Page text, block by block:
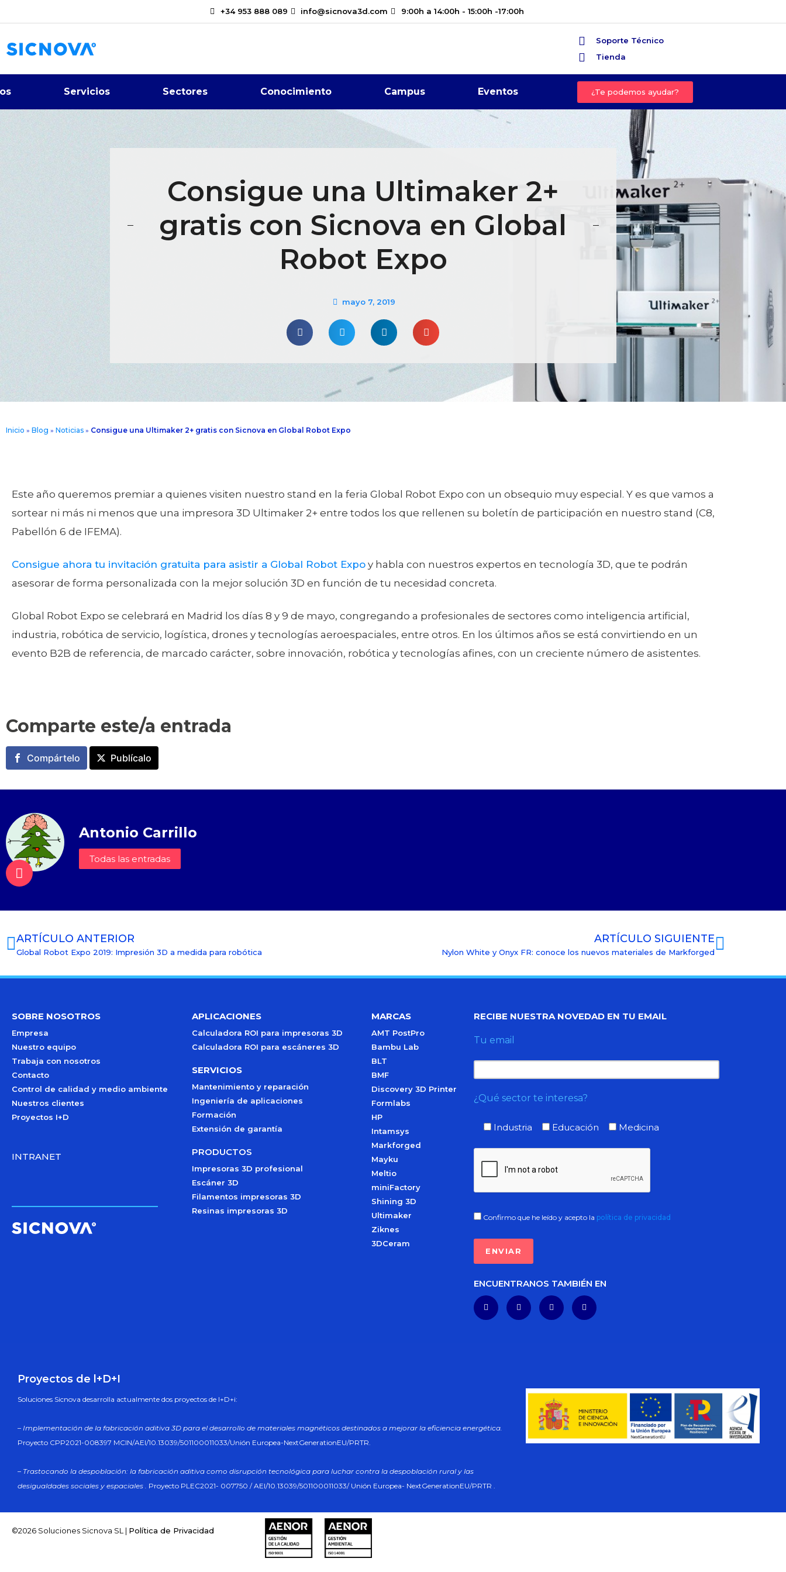
+34 953 888 089 info@sicnova3d.com 9:00h a 14:00h - 15:00h -17:00h
Soporte Técnico
Tienda
Servicios Sectores Conocimiento Campus Eventos ¿Te podemos ayudar?
Consigue una Ultimaker 2+
gratis con Sicnova en Global
Robot Expo
mayo 7, 2019
Inicio » Blog » Noticias » Consigue una Ultimaker 2+ gratis con Sicnova en Global Robot Expo
Este año queremos premiar a quienes visiten nuestro stand en la feria Global Robot Expo con un obsequio muy especial. Y es que vamos a
sortear ni más ni menos que una impresora 3D Ultimaker 2+ entre todos los que rellenen su boletín de participación en nuestro stand (C8,
Pabellón 6 de IFEMA).
Consigue ahora tu invitación gratuita para asistir a Global Robot Expo y habla con nuestros expertos en tecnología 3D, que te podrán
asesorar de forma personalizada con la mejor solución 3D en función de tu necesidad concreta.
Global Robot Expo se celebrará en Madrid los días 8 y 9 de mayo, congregando a profesionales de sectores como inteligencia artificial,
industria, robótica de servicio, logística, drones y tecnologías aeroespaciales, entre otros. En los últimos años se está convirtiendo en un
evento B2B de referencia, de marcado carácter, sobre innovación, robótica y tecnologías afines, con un creciente número de asistentes.
Comparte este/a entrada
Compártelo Publícalo
Antonio Carrillo
Todas las entradas
ARTÍCULO ANTERIOR
Global Robot Expo 2019: Impresión 3D a medida para robótica
ARTÍCULO SIGUIENTE
Nylon White y Onyx FR: conoce los nuevos materiales de Markforged
SOBRE NOSOTROS
Empresa
Nuestro equipo
Trabaja con nosotros
Contacto
Control de calidad y medio ambiente
Nuestros clientes
Proyectos I+D
INTRANET
APLICACIONES
Calculadora ROI para impresoras 3D
Calculadora ROI para escáneres 3D
SERVICIOS
Mantenimiento y reparación
Ingeniería de aplicaciones
Formación
Extensión de garantía
PRODUCTOS
Impresoras 3D profesional
Escáner 3D
Filamentos impresoras 3D
Resinas impresoras 3D
MARCAS
AMT PostPro
Bambu Lab
BLT
BMF
Discovery 3D Printer
Formlabs
HP
Intamsys
Markforged
Mayku
Meltio
miniFactory
Shining 3D
Ultimaker
Ziknes
3DCeram
RECIBE NUESTRA NOVEDAD EN TU EMAIL
Tu email
¿Qué sector te interesa?
Industria Educación Medicina
Confirmo que he leído y acepto la política de privacidad
ENCUENTRANOS TAMBIÉN EN
Proyectos de l+D+I
Soluciones Sicnova desarrolla actualmente dos proyectos de l+D+i:
– Implementación de la fabricación aditiva 3D para el desarrollo de materiales magnéticos destinados a mejorar la eficiencia energética.
Proyecto CPP2021-008397 MCIN/AEI/10.13039/501100011033/Unión Europea-NextGenerationEU/PRTR.
– Trastocando la despoblación: la fabricación aditiva como disrupción tecnológica para luchar contra la despoblación rural y las
desigualdades sociales y espaciales .
Proyecto PLEC2021- 007750 / AEI/10.13039/501100011033/ Unión Europea- NextGenerationEU/PRTR .
©2026 Soluciones Sicnova SL | Política de Privacidad